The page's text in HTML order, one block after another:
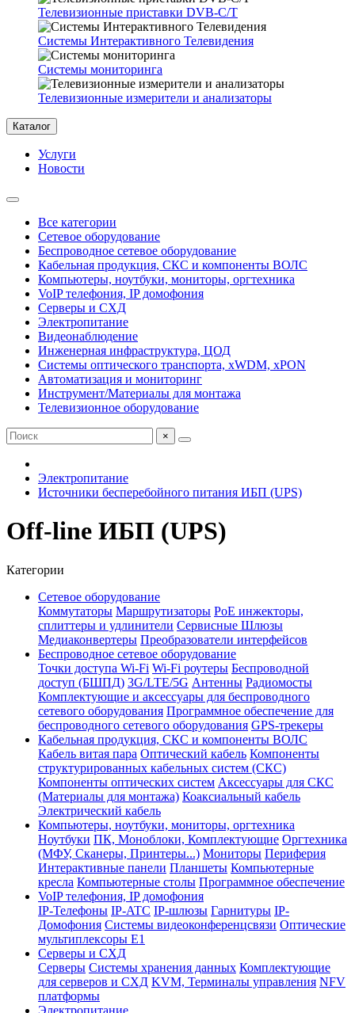
Телевизионные приставки DVB-C/T
Системы Интерактивного Телевидения
Системы мониторинга
Телевизионные измерители и анализаторы
Каталог
Услуги
Новости
Все категории
Сетевое оборудование
Беспроводное сетевое оборудование
Кабельная продукция, СКС и компоненты ВОЛС
Компьютеры, ноутбуки, мониторы, оргтехника
VoIP телефония, IP домофония
Серверы и СХД
Электропитание
Видеонаблюдение
Инженерная инфраструктура, ЦОД
Системы оптического транспорта, xWDM, xPON
Автоматизация и мониторинг
Инструмент/Материалы для монтажа
Телевизионное оборудование
×
Электропитание
Источники бесперебойного питания ИБП (UPS)
Off-line ИБП (UPS)
Категории
Сетевое оборудование
Коммутаторы Маршрутизаторы PoE инжекторы,
сплиттеры и удлинители Сервисные Шлюзы
Медиаконвертеры Преобразователи интерфейсов
Беспроводное сетевое оборудование
Точки доступа Wi-Fi Wi-Fi роутеры Беспроводной
доступ (БШПД) 3G/LTE/5G Антенны Радиомосты
Комплектующие и аксессуары для беспроводного
сетевого оборудования Программное обеспечение для
беспроводного сетевого оборудования GPS-трекеры
Кабельная продукция, СКС и компоненты ВОЛС
Кабель витая пара Оптический кабель Компоненты
структурированных кабельных систем (СКС)
Компоненты оптических систем Аксессуары для СКС
(Материалы для монтажа) Коаксиальный кабель
Электрический кабель
Компьютеры, ноутбуки, мониторы, оргтехника
Ноутбуки ПК, Моноблоки, Комплектующие Оргтехника
(МФУ, Сканеры, Принтеры...) Мониторы Периферия
Интерактивные панели Планшеты Компьютерные
кресла Компьютерные столы Программное обеспечение
VoIP телефония, IP домофония
IP-Телефоны IP-ATC IP-шлюзы Гарнитуры IP-
Домофония Системы видеоконференцсвязи Оптические
мультиплексоры Е1
Серверы и СХД
Серверы Системы хранения данных Комплектующие
для серверов и СХД KVM, Терминалы управления NFV
платформы
Электропитание